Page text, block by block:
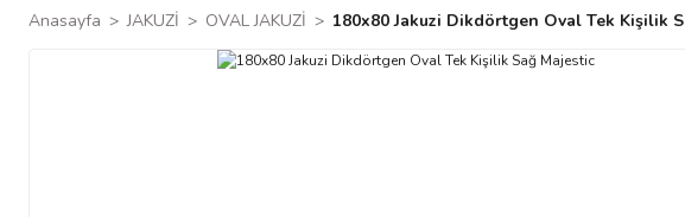
Anasayfa JAKUZİ OVAL JAKUZİ 180x80 Jakuzi Dikdörtgen Oval Tek Kişilik